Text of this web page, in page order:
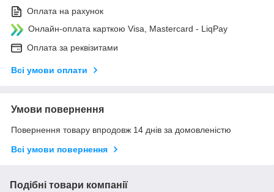
Оплата на рахунок
Онлайн-оплата карткою Visa, Mastercard - LiqPay
Оплата за реквізитами
Всі умови оплати
Умови повернення
Повернення товару впродовж 14 днів за домовленістю
Всі умови повернення
Подібні товари компанії